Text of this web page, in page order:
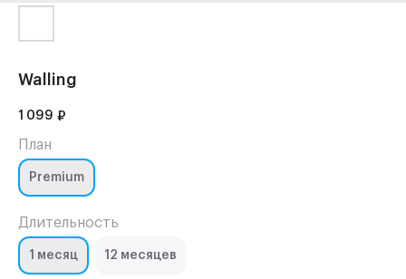
Walling
1 099 ₽
План
Premium
Длительность
1 месяц 12 месяцев